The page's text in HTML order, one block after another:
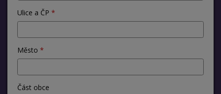
Ulice a ČP
Město
Část obce